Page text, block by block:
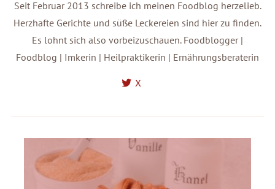
Seit Februar 2013 schreibe ich meinen Foodblog herzelieb.
Herzhafte Gerichte und süße Leckereien sind hier zu finden.
Es lohnt sich also vorbeizuschauen. Foodblogger |
Foodblog | Imkerin | Heilpraktikerin | Ernährungsberaterin
X